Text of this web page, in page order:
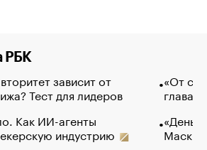
РБК
зависит от
Тест для лидеров
Как ИИ-агенты
индустрию
«От
глава
Маск в